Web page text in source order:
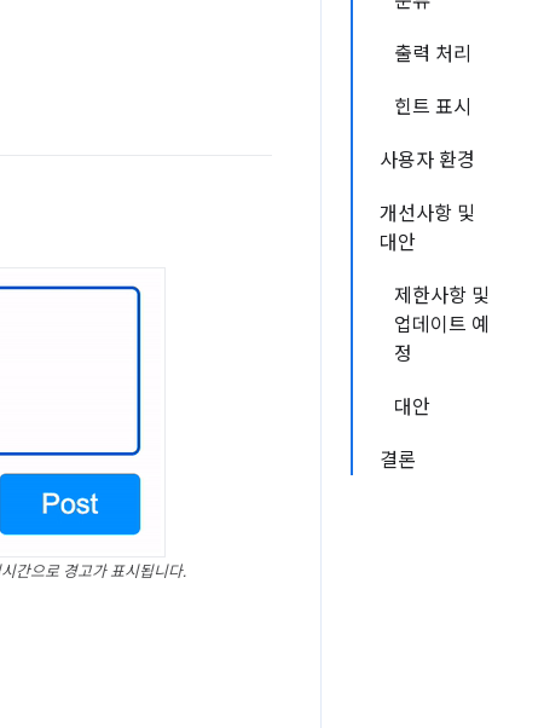
출력 처리
힌트 표시
사용자 환경
개선사항 및
대안
제한사항 및
업데이트 예
정
대안
결론
간으로 경고가 표시됩니다.